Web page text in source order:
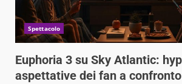
Spettacolo
Euphoria 3 su Sky Atlantic:
aspettative dei fan a confronto